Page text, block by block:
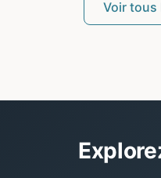
Voir tous